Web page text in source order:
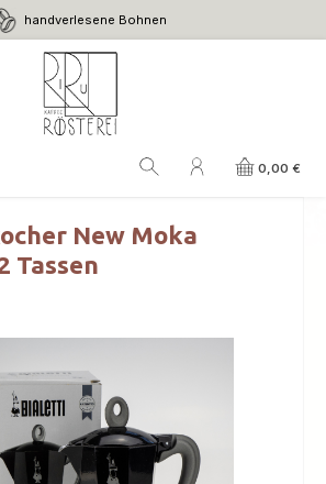
handverlesene Bohnen
0,00 €
New Moka
Tassen